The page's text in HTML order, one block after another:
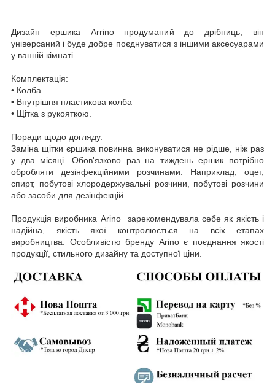
Дизайн ершика Arrino продуманий до дрібниць, він
універсаний і буде добре поєднуватися з іншими аксесуарами
у ванній кімнаті.
Комплектація:
• Колба
• Внутрішня пластикова колба
• Щітка з рукояткою.
Поради щодо догляду.
Заміна щітки єршика повинна виконуватися не рідше, ніж раз
у два місяці. Обов'язково раз на тиждень ершик потрібно
обробляти дезінфекційними розчинами. Наприклад, оцет,
спирт, побутові хлородержувальні розчини, побутові розчини
або засоби для дезінфекцій.
Продукція виробника Arino зарекомендувала себе як якість і
надійна, якість якої контролюється на всіх етапах
виробництва. Особливістю бренду Arino є поєднання якості
продукції, стильного дизайну та доступної ціни.